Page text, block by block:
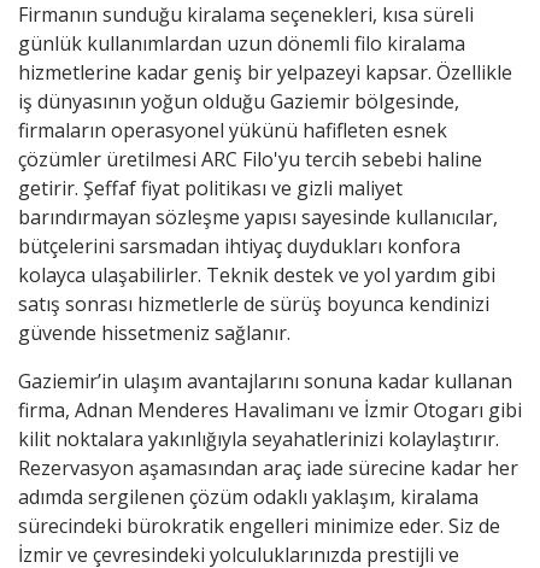
Firmanın sunduğu kiralama seçenekleri, kısa süreli
günlük kullanımlardan uzun dönemli filo kiralama
hizmetlerine kadar geniş bir yelpazeyi kapsar. Özellikle
iş dünyasının yoğun olduğu Gaziemir bölgesinde,
firmaların operasyonel yükünü hafifleten esnek
çözümler üretilmesi ARC Filo'yu tercih sebebi haline
getirir. Şeffaf fiyat politikası ve gizli maliyet
barındırmayan sözleşme yapısı sayesinde kullanıcılar,
bütçelerini sarsmadan ihtiyaç duydukları konfora
kolayca ulaşabilirler. Teknik destek ve yol yardım gibi
satış sonrası hizmetlerle de sürüş boyunca kendinizi
güvende hissetmeniz sağlanır.
Gaziemir’in ulaşım avantajlarını sonuna kadar kullanan
firma, Adnan Menderes Havalimanı ve İzmir Otogarı gibi
kilit noktalara yakınlığıyla seyahatlerinizi kolaylaştırır.
Rezervasyon aşamasından araç iade sürecine kadar her
adımda sergilenen çözüm odaklı yaklaşım, kiralama
sürecindeki bürokratik engelleri minimize eder. Siz de
İzmir ve çevresindeki yolculuklarınızda prestijli ve